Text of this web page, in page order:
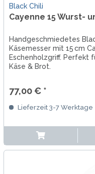
Black Chili
Cayenne 15 Wurst-
Handgeschmiedetes
Käsemesser mit 15 cm
Eschenholzgriff. Perfekt
Käse & Brot.
77,00 € *
Lieferzeit 3-7 Werktage